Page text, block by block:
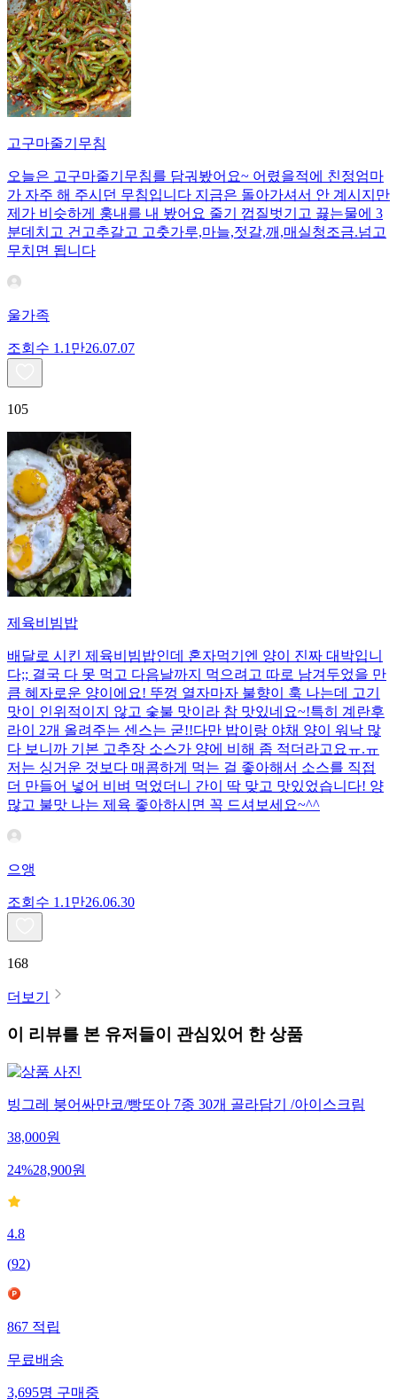
고구마줄기무침
오늘은 고구마줄기무침를 담궈봤어요~ 어렸을적에 친정엄마
가 자주 해 주시던 무침입니다 지금은 돌아가셔서 안 계시지만
제가 비슷하게 훙내를 내 봤어요 줄기 껍질벗기고 끓는물에 3
분데치고 건고추갈고 고춧가루,마늘,젓갈,깨,매실청조금.넘고
무치면 됩니다
울가족
조회수 1.1만26.07.07
105
제육비빔밥
배달로 시킨 제육비빔밥인데 혼자먹기엔 양이 진짜 대박입니
다;; 결국 다 못 먹고 다음날까지 먹으려고 따로 남겨두었을 만
큼 혜자로운 양이에요! 뚜껑 열자마자 불향이 훅 나는데 고기
맛이 인위적이지 않고 숯불 맛이라 참 맛있네요~!특히 계란후
라이 2개 올려주는 센스는 굳!! ​다만 밥이랑 야채 양이 워낙 많
다 보니까 기본 고추장 소스가 양에 비해 좀 적더라고요ㅠ.ㅠ
저는 싱거운 것보다 매콤하게 먹는 걸 좋아해서 소스를 직접
더 만들어 넣어 비벼 먹었더니 간이 딱 맞고 맛있었습니다! 양
많고 불맛 나는 제육 좋아하시면 꼭 드셔보세요~^^
으앵
조회수 1.1만26.06.30
168
더보기
이 리뷰를 본 유저들이 관심있어 한 상품
빙그레 붕어싸만코/빵또아 7종 30개 골라담기 /아이스크림
38,000원
24%28,900원
4.8
(92)
867 적립
무료배송
3,695명 구매중